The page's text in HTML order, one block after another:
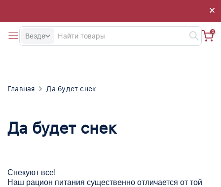
×
×
Везде
0
Главная Да будет снек
Да будет снек
Снекуют все!
Наш рацион питания существенно отличается от той